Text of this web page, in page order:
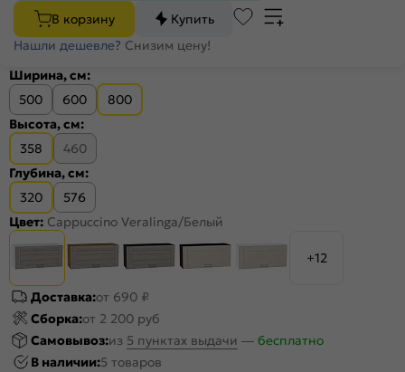
В корзину
Купить
Нашли дешевле? Снизим цену!
Ширина, см:
500
600
800
Высота, см:
358
460
Глубина, см:
320
576
Цвет: Cappuccino Veralinga/Белый
+12
Доставка:от 690 ₽
Сборка:от 2 200 руб
Самовывоз:из 5 пунктах выдачи — бесплатно
В наличии:5 товаров